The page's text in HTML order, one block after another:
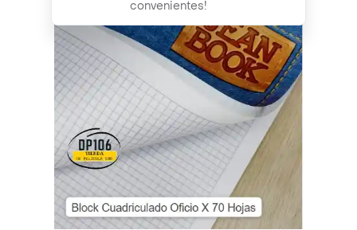
convenientes!